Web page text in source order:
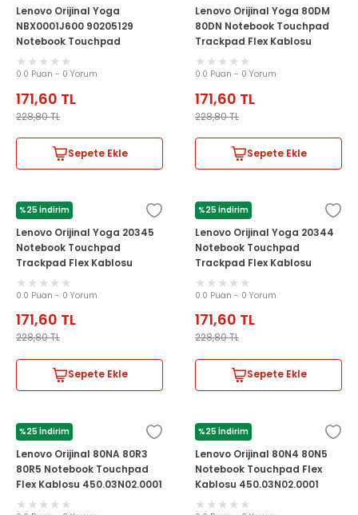
Lenovo Orijinal Yoga
NBX0001J600 90205129
Notebook Touchpad
Trackpad Flex Kablosu
0.0 Puan - 0 Yorum
171,60 TL
228,80TL
Sepete Ekle
Lenovo Orijinal Yoga 80DM
80DN Notebook Touchpad
Trackpad Flex Kablosu
0.0 Puan - 0 Yorum
171,60 TL
228,80TL
Sepete Ekle
%25 İndirim
LENOVO
Lenovo Orijinal Yoga 20345
Notebook Touchpad
Trackpad Flex Kablosu
0.0 Puan - 0 Yorum
171,60 TL
228,80TL
Sepete Ekle
%25 İndirim
LENOVO
Lenovo Orijinal Yoga 20344
Notebook Touchpad
Trackpad Flex Kablosu
0.0 Puan - 0 Yorum
171,60 TL
228,80TL
Sepete Ekle
%25 İndirim
LENOVO
Lenovo Orijinal 80NA 80R3
80R5 Notebook Touchpad
Flex Kablosu 450.03N02.0001
%25 İndirim
LENOVO
Lenovo Orijinal 80N4 80N5
Notebook Touchpad Flex
Kablosu 450.03N02.0001